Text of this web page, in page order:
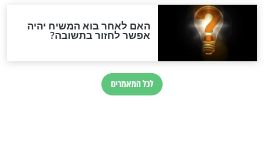
נהרגו בדרום לבנון
ההסכם החשאי של טראמפ